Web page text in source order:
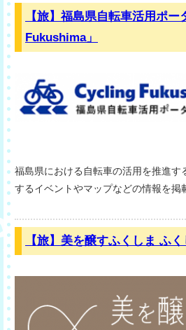
【旅】福島県自転車活用ポ
Fukushima」
福島県における自転車の活用を推進す
するイベントやマップなどの情報を掲
【旅】美を醸すふくしま ふ